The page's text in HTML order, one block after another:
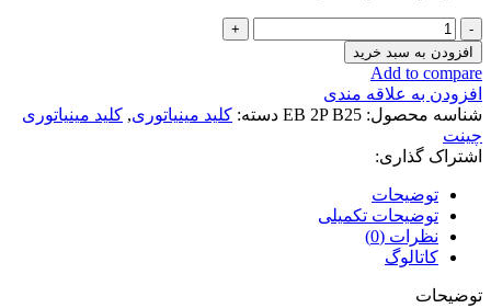
کلید
مینیاتوری
دو
پل
چینت
25
آمپر
تیپ
B
سری
eB
عدد
افزودن به سبد خرید
Add to compare
افزودن به علاقه مندی
شناسه محصول: EB 2P B25 دسته: کلید مینیاتوری, کلید مینیاتوری
چینت
اشتراک گذاری:
توضیحات
توضیحات تکمیلی
نظرات (0)
کاتالوگ
توضیحات